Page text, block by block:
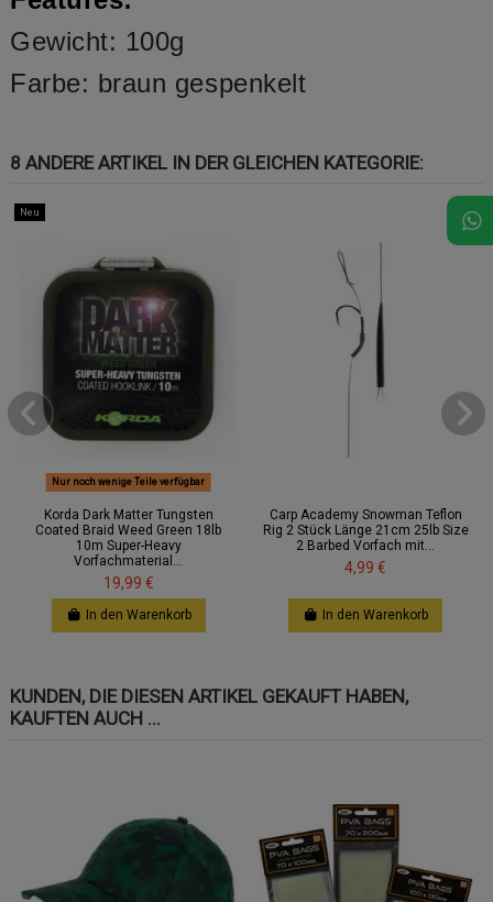
Gewicht: 100g
Farbe: braun gespenkelt
8 ANDERE ARTIKEL IN DER GLEICHEN KATEGORIE:
Neu
Nur noch wenige Teile verfügbar
Korda Dark Matter Tungsten
Coated Braid Weed Green 18lb
10m Super-Heavy
Vorfachmaterial...
19,99 €
In den Warenkorb
Carp Academy Snowman Teflon
Rig 2 Stück Länge 21cm 25lb Size
2 Barbed Vorfach mit...
4,99 €
In den Warenkorb
KUNDEN, DIE DIESEN ARTIKEL GEKAUFT HABEN,
KAUFTEN AUCH ...